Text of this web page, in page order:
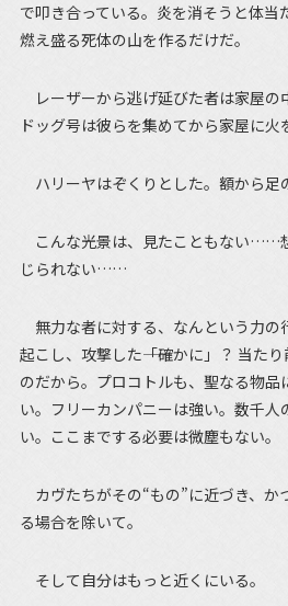
で叩き合っている。炎を消そうと体当
燃え盛る死体の山を作るだけだ。
レーザーから逃げ延びた者は家屋の
ドッグ号は彼らを集めてから家屋に火
ハリーヤはぞくりとした。額から足
こんな光景は、見たこともない……
じられない……
無力な者に対する、なんという力の
起こし、攻撃した――「確かに」？ 当た
のだから。プロコトルも、聖なる物
い。フリーカンパニーは強い。数千
い。ここまでする必要は微塵もない。
カヴたちがその“もの”に近づき、か
る場合を除いて。
そして自分はもっと近くにいる。